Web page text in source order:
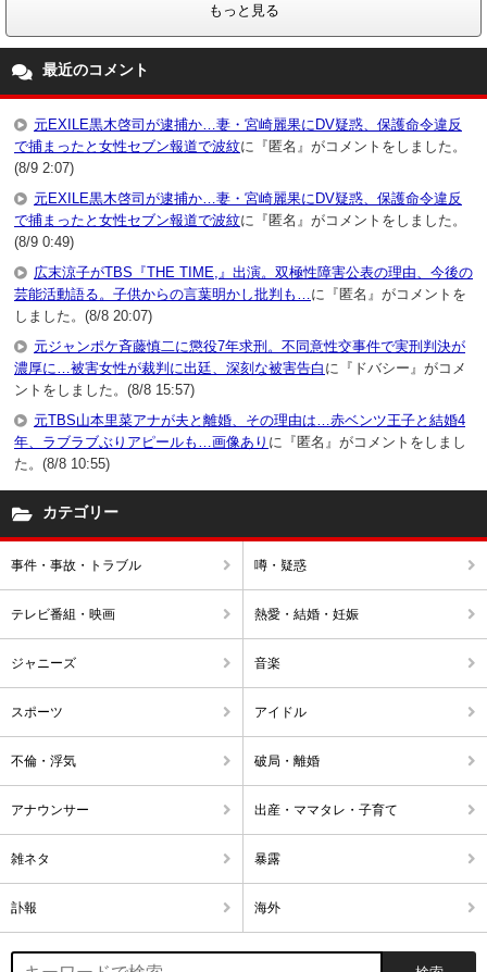
もっと見る
最近のコメント
元EXILE黒木啓司が逮捕か…妻・宮崎麗果にDV疑惑、保護命令違反
で捕まったと女性セブン報道で波紋に『匿名』がコメントをしました。
(8/9 2:07)
元EXILE黒木啓司が逮捕か…妻・宮崎麗果にDV疑惑、保護命令違反
で捕まったと女性セブン報道で波紋に『匿名』がコメントをしました。
(8/9 0:49)
広末涼子がTBS『THE TIME,』出演。双極性障害公表の理由、今後の
芸能活動語る。子供からの言葉明かし批判も… に『匿名』がコメントを
しました。(8/8 20:07)
元ジャンポケ斉藤慎二に懲役7年求刑。不同意性交事件で実刑判決が
濃厚に…被害女性が裁判に出廷、深刻な被害告白 に『ドバシー』がコメ
ントをしました。(8/8 15:57)
元TBS山本里菜アナが夫と離婚、その理由は…赤ベンツ王子と結婚4
年、ラブラブぶりアピールも…画像あり に『匿名』がコメントをしまし
た。(8/8 10:55)
カテゴリー
事件・事故・トラブル 噂・疑惑
テレビ番組・映画 熱愛・結婚・妊娠
ジャニーズ 音楽
スポーツ アイドル
不倫・浮気 破局・離婚
アナウンサー 出産・ママタレ・子育て
雑ネタ 暴露
訃報 海外